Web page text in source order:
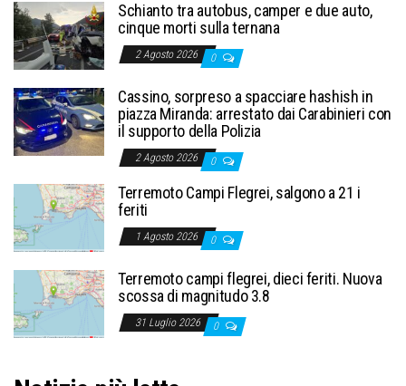
Schianto tra autobus, camper e due auto,
cinque morti sulla ternana
2 Agosto 2026 0
Cassino, sorpreso a spacciare hashish in
piazza Miranda: arrestato dai Carabinieri con
il supporto della Polizia
2 Agosto 2026 0
Terremoto Campi Flegrei, salgono a 21 i
feriti
1 Agosto 2026 0
Terremoto campi flegrei, dieci feriti. Nuova
scossa di magnitudo 3.8
31 Luglio 2026 0